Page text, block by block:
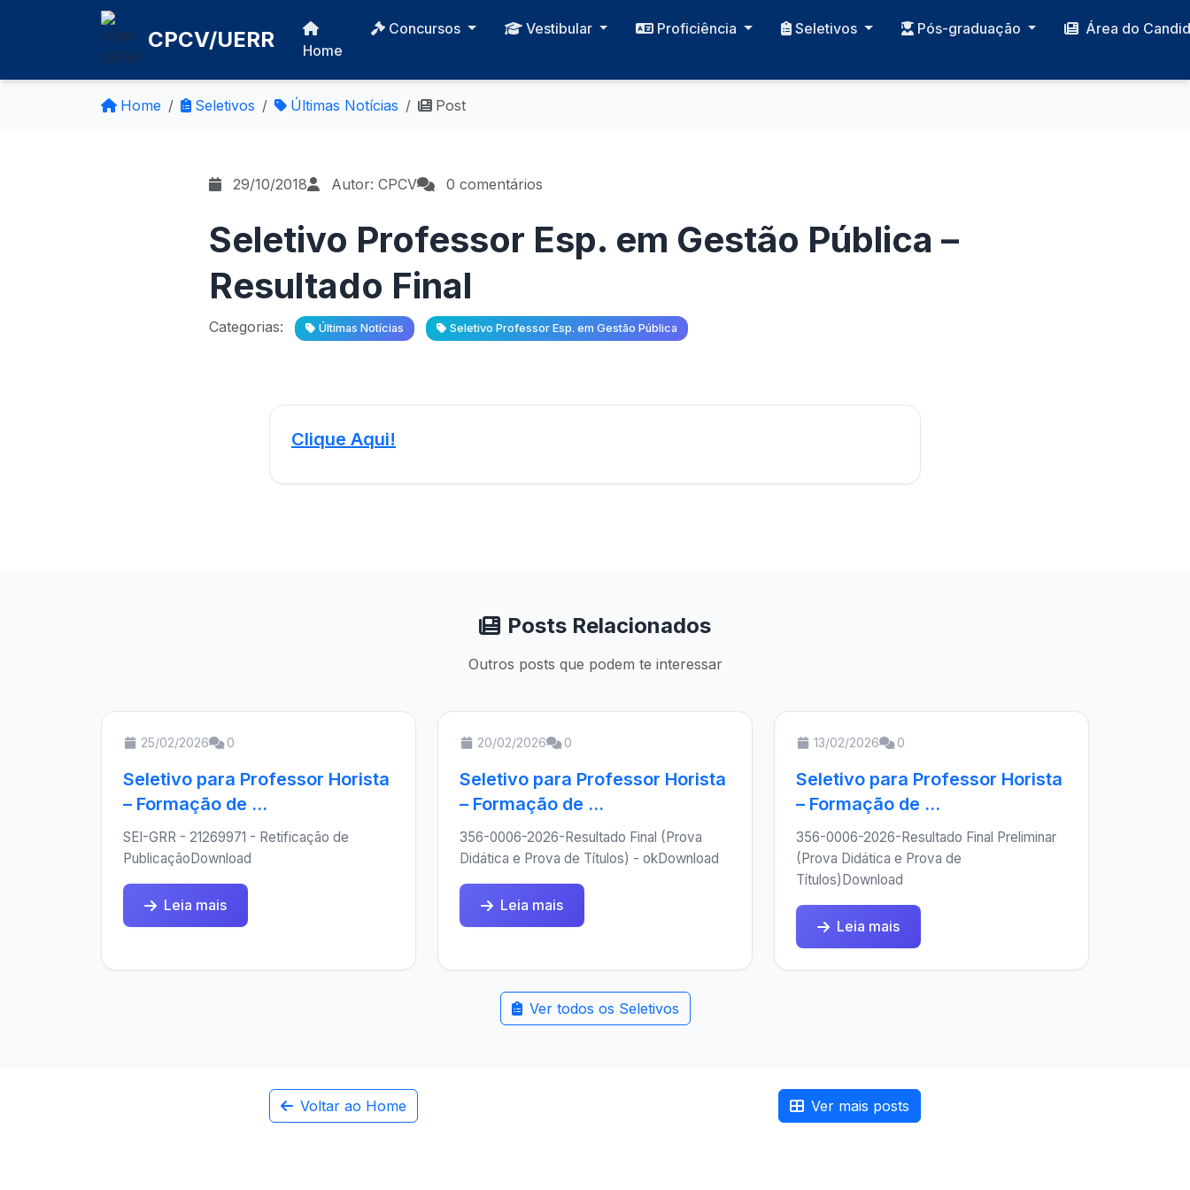
CPCV/UERR Home
Concursos Vestibular Proficiência Seletivos Pós-graduação Área do
Home Seletivos Últimas Notícias Post
29/10/2018 Autor: CPCV 0 comentários
Seletivo Professor Esp. em Gestão Pública –
Resultado Final
Categorias: Últimas Notícias Seletivo Professor Esp. em Gestão Pública
Clique Aqui!
Posts Relacionados
Outros posts que podem te interessar
25/02/2026 0
Seletivo para Professor Horista
– Formação de ...
SEI-GRR - 21269971 - Retificação de
PublicaçãoDownload
Leia mais
20/02/2026 0
Seletivo para Professor Horista
– Formação de ...
356-0006-2026-Resultado Final (Prova
Didática e Prova de Títulos) - okDownload
Leia mais
13/02/2026 0
Seletivo para Professor Horista
– Formação de ...
356-0006-2026-Resultado Final Preliminar
(Prova Didática e Prova de
Títulos)Download
Leia mais
Ver todos os Seletivos
Voltar ao Home Ver mais posts